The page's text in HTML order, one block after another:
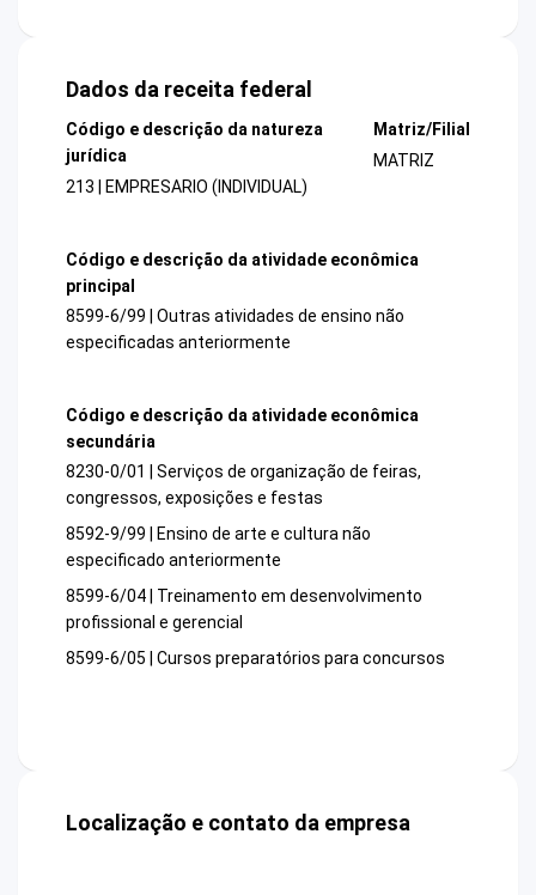
Dados da receita federal
Código e descrição da natureza
jurídica
213 | EMPRESARIO (INDIVIDUAL)
Matriz/Filial
MATRIZ
Código e descrição da atividade econômica
principal
8599-6/99 | Outras atividades de ensino não
especificadas anteriormente
Código e descrição da atividade econômica
secundária
8230-0/01 | Serviços de organização de feiras,
congressos, exposições e festas
8592-9/99 | Ensino de arte e cultura não
especificado anteriormente
8599-6/04 | Treinamento em desenvolvimento
profissional e gerencial
8599-6/05 | Cursos preparatórios para concursos
Localização e contato da empresa